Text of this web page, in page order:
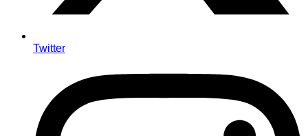
Twitter